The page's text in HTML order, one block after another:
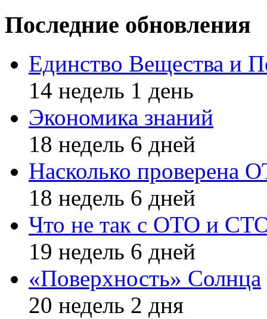
Последние обновления
Единство Вещества и
14 недель 1 день
Экономика знаний
18 недель 6 дней
Насколько проверена
18 недель 6 дней
Что не так с ОТО и
19 недель 6 дней
«Поверхность» Солнца
20 недель 2 дня